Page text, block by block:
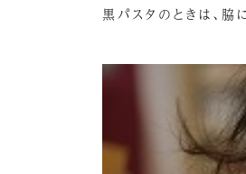
黒パスタのときは、